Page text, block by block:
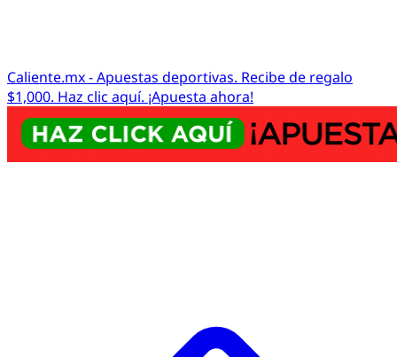
Caliente.mx - Apuestas deportivas. Recibe de regalo
$1,000. Haz clic aquí. ¡Apuesta ahora!